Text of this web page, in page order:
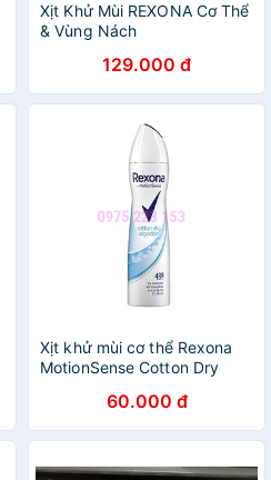
Xịt Khử Mùi REXONA Cơ Thể
& Vùng Nách
129.000 đ
Xịt khử mùi cơ thể Rexona
MotionSense Cotton Dry
60.000 đ